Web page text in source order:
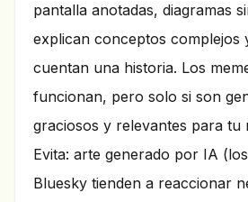
pantalla anotadas, diagramas
explican conceptos complejos
cuentan una historia. Los
funcionan, pero solo si son
graciosos y relevantes para tu
Evita: arte generado por IA
Bluesky tienden a reaccionar